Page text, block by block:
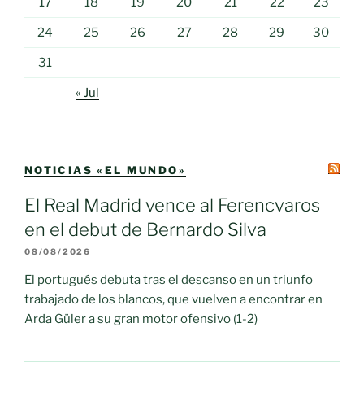
24 25 26 27 28 29 30
31
« Jul
NOTICIAS «EL MUNDO»
El Real Madrid vence al Ferencvaros
en el debut de Bernardo Silva
08/08/2026
El portugués debuta tras el descanso en un triunfo
trabajado de los blancos, que vuelven a encontrar en
Arda Güler a su gran motor ofensivo (1-2)